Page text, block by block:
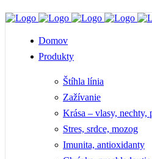
Domov
Produkty
Štíhla línia
Zažívanie
Krása – vlasy, nechty,
Stres, srdce, mozog
Imunita, antioxidanty